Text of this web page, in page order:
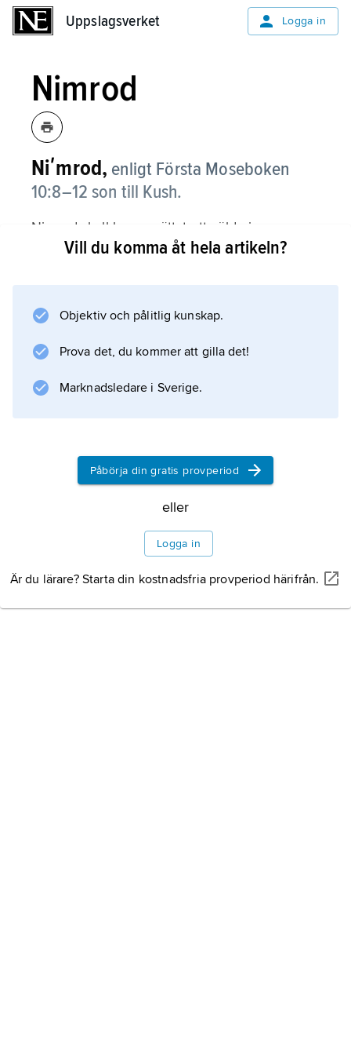
Uppslagsverket Logga in
Nimrod
Niʹmrod, enligt Första Moseboken
10:8–12 son till Kush.
Nimrod skall ha upprättat ett välde i
Mesopotamien och varit ”en väldig jägare
Vill du komma åt hela artikeln?
Objektiv och pålitlig kunskap.
Prova det, du kommer att gilla det!
Marknadsledare i Sverige.
Påbörja din gratis provperiod
eller
Logga in
Är du lärare? Starta din kostnadsfria provperiod härifrån.